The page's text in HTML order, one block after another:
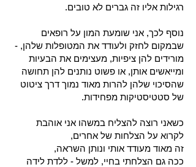
רגילות אליו זה גברים לא טובים.
נוסף לכך, אני שומעת המון על רופאים
שבמקום לחזק ולעודד את המטופלות שלהן, -
מורידים להן ציפיות, מעצימים את הבעיות
ומייאשים אותן, או פשוט נותנים להן תחושה
שהסיכוי שלהן להרות מאוד נמוך דרך ציטוט
של סטטיסטיקות מפחידות.
כשאני רוצה להצליח במשהו אני אוהבת
לקרוא על הצלחות של אחרים,
זה מאוד מעודד אותי ונותן השראה,
ככה גם הצלחתי בחיי, למשל - ללדת לידה